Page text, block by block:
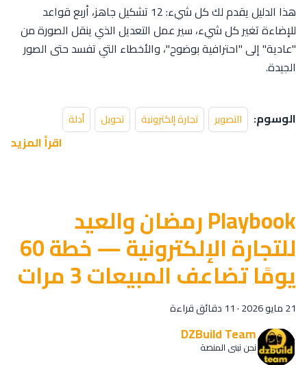
هذا الدليل يقدم لك كل شيء: 12 تشكيل جاهز، أربع قواعد
للإضاءة تغير كل شيء، سير عمل التعديل الذي ينقل الصورة من
"عادية" إلى "احترافية بوضوح"، والأخطاء التي تفسد حتى الصور
الجيدة.
الوسوم: التصوير تجارة إلكترونية تحويل أدلة
اقرأ المزيد
Playbook رمضان والعيد
للتجارة الإلكترونية — خطة 60
يومًا تضاعف المبيعات 3 مرات
21 مايو 2026 ·11 دقائق قراءة
DZBuild Team
نحن نبني المنصة